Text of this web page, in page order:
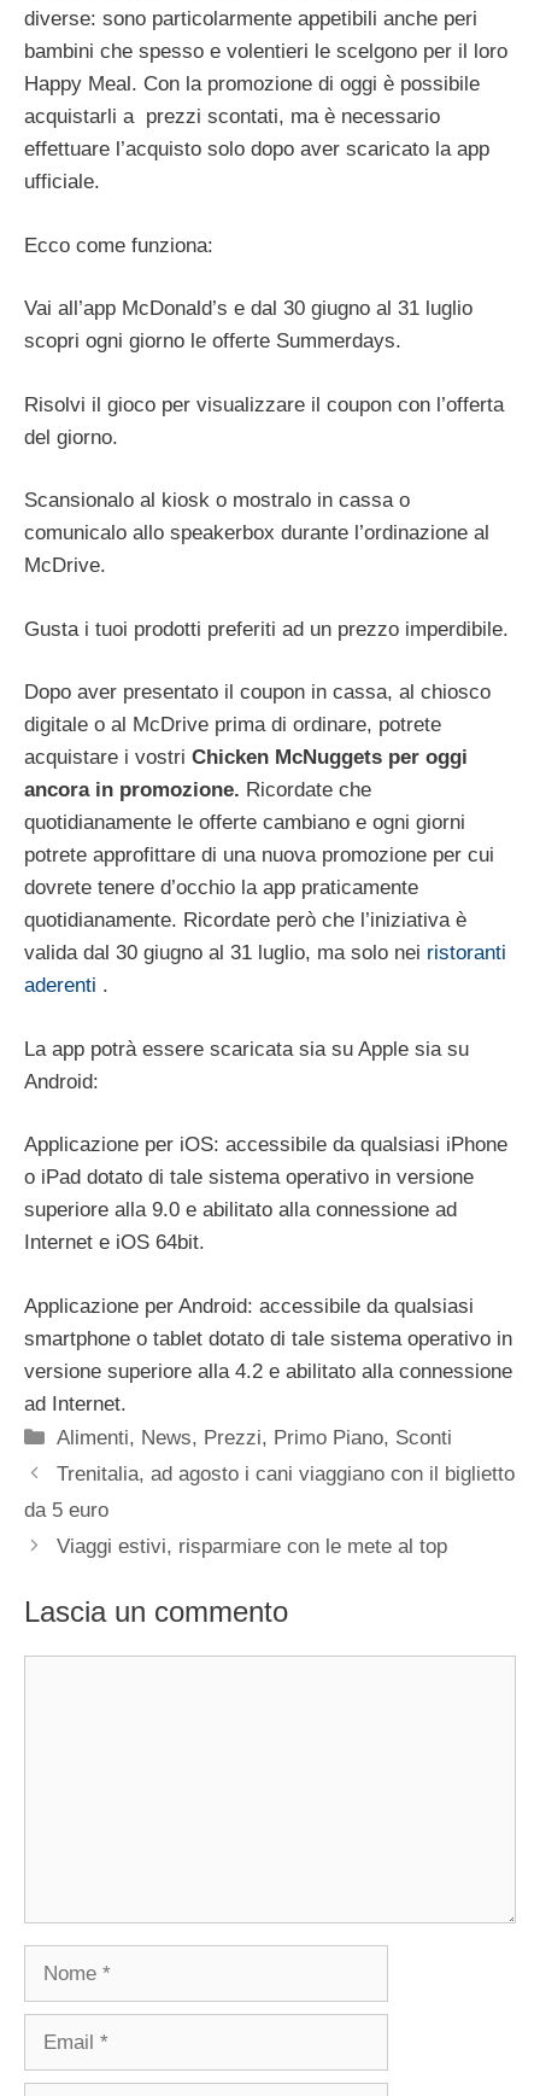
diverse: sono particolarmente appetibili anche peri
bambini che spesso e volentieri le scelgono per il loro
Happy Meal. Con la promozione di oggi è possibile
acquistarli a prezzi scontati, ma è necessario
effettuare l’acquisto solo dopo aver scaricato la app
ufficiale.
Ecco come funziona:
Vai all’app McDonald’s e dal 30 giugno al 31 luglio
scopri ogni giorno le offerte Summerdays.
Risolvi il gioco per visualizzare il coupon con l’offerta
del giorno.
Scansionalo al kiosk o mostralo in cassa o
comunicalo allo speakerbox durante l’ordinazione al
McDrive.
Gusta i tuoi prodotti preferiti ad un prezzo imperdibile.
Dopo aver presentato il coupon in cassa, al chiosco
digitale o al McDrive prima di ordinare, potrete
acquistare i vostri Chicken McNuggets per oggi
ancora in promozione. Ricordate che
quotidianamente le offerte cambiano e ogni giorni
potrete approfittare di una nuova promozione per cui
dovrete tenere d’occhio la app praticamente
quotidianamente. Ricordate però che l’iniziativa è
valida dal 30 giugno al 31 luglio, ma solo nei ristoranti
aderenti .
La app potrà essere scaricata sia su Apple sia su
Android:
Applicazione per iOS: accessibile da qualsiasi iPhone
o iPad dotato di tale sistema operativo in versione
superiore alla 9.0 e abilitato alla connessione ad
Internet e iOS 64bit.
Applicazione per Android: accessibile da qualsiasi
smartphone o tablet dotato di tale sistema operativo in
versione superiore alla 4.2 e abilitato alla connessione
ad Internet.
Categorie
Alimenti, News, Prezzi, Primo Piano, Sconti
Trenitalia, ad agosto i cani viaggiano con il biglietto
da 5 euro
Viaggi estivi, risparmiare con le mete al top
Lascia un commento
Nome
Email